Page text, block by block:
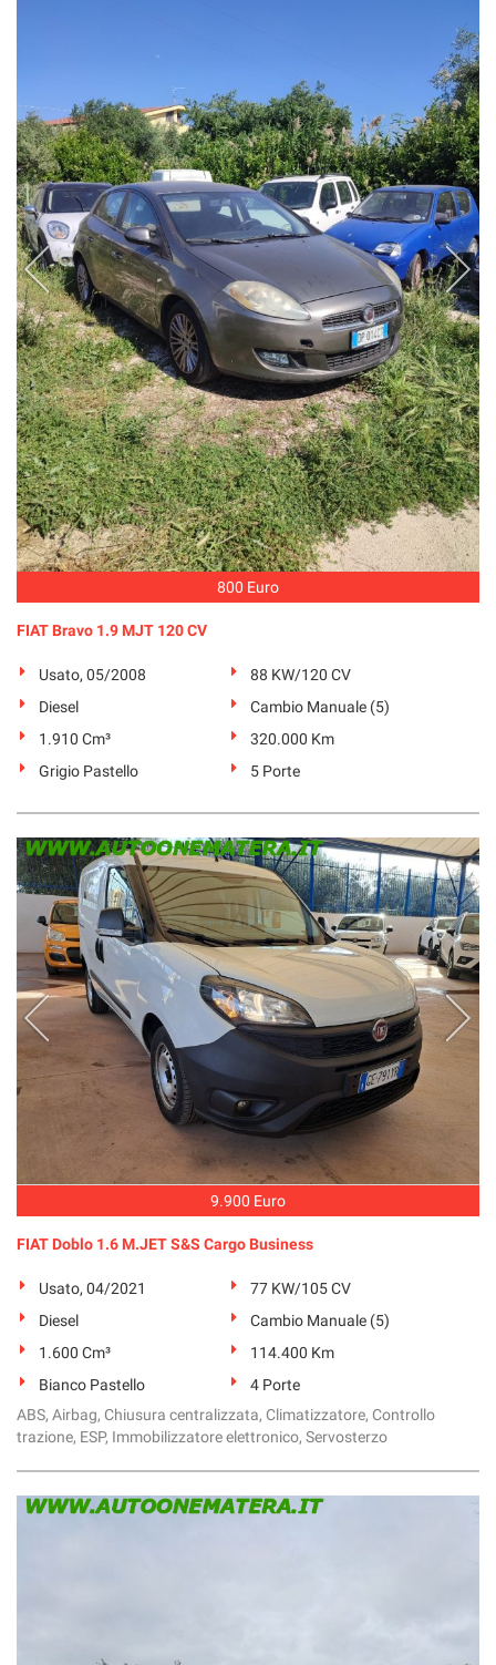
800 Euro
FIAT Bravo 1.9 MJT 120 CV
Usato, 05/2008
88 KW/120 CV
Diesel
Cambio Manuale (5)
1.910 Cm³
320.000 Km
Grigio Pastello
5 Porte
9.900 Euro
FIAT Doblo 1.6 M.JET S&S Cargo Business
Usato, 04/2021
77 KW/105 CV
Diesel
Cambio Manuale (5)
1.600 Cm³
114.400 Km
Bianco Pastello
4 Porte
ABS, Airbag, Chiusura centralizzata, Climatizzatore, Controllo
trazione, ESP, Immobilizzatore elettronico, Servosterzo